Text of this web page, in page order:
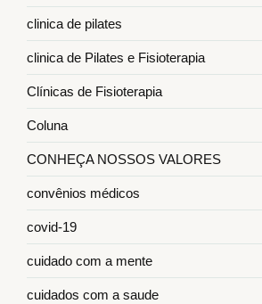
clinica de pilates
clinica de Pilates e Fisioterapia
Clínicas de Fisioterapia
Coluna
CONHEÇA NOSSOS VALORES
convênios médicos
covid-19
cuidado com a mente
cuidados com a saude